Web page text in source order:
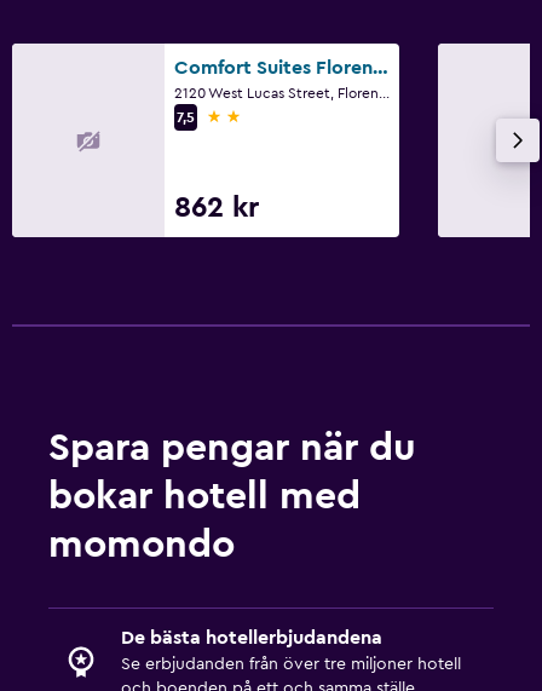
Comfort Suites Florence I-95
7,5
2 stjärnor
862 kr
Spara pengar när du
bokar hotell med
momondo
De bästa hotellerbjudandena
Se erbjudanden från över tre miljoner hotell